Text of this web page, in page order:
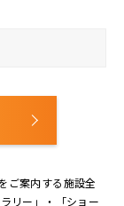
ご案内する施設全
リー」・「ショー